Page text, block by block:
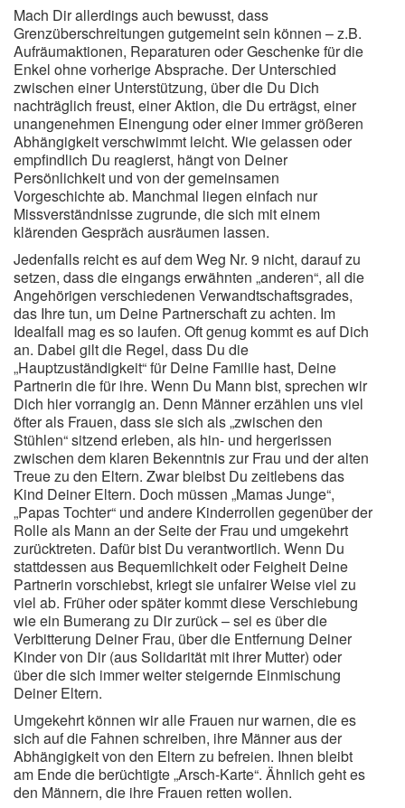
Mach Dir allerdings auch bewusst, dass
Grenzüberschreitungen gutgemeint sein können – z.B.
Aufräumaktionen, Reparaturen oder Geschenke für die
Enkel ohne vorherige Absprache. Der Unterschied
zwischen einer Unterstützung, über die Du Dich
nachträglich freust, einer Aktion, die Du erträgst, einer
unangenehmen Einengung oder einer immer größeren
Abhängigkeit verschwimmt leicht. Wie gelassen oder
empfindlich Du reagierst, hängt von Deiner
Persönlichkeit und von der gemeinsamen
Vorgeschichte ab. Manchmal liegen einfach nur
Missverständnisse zugrunde, die sich mit einem
klärenden Gespräch ausräumen lassen.
Jedenfalls reicht es auf dem Weg Nr. 9 nicht, darauf zu
setzen, dass die eingangs erwähnten „anderen“, all die
Angehörigen verschiedenen Verwandtschaftsgrades,
das Ihre tun, um Deine Partnerschaft zu achten. Im
Idealfall mag es so laufen. Oft genug kommt es auf Dich
an. Dabei gilt die Regel, dass Du die
„Hauptzuständigkeit“ für Deine Familie hast, Deine
Partnerin die für ihre. Wenn Du Mann bist, sprechen wir
Dich hier vorrangig an. Denn Männer erzählen uns viel
öfter als Frauen, dass sie sich als „zwischen den
Stühlen“ sitzend erleben, als hin- und hergerissen
zwischen dem klaren Bekenntnis zur Frau und der alten
Treue zu den Eltern. Zwar bleibst Du zeitlebens das
Kind Deiner Eltern. Doch müssen „Mamas Junge“,
„Papas Tochter“ und andere Kinderrollen gegenüber der
Rolle als Mann an der Seite der Frau und umgekehrt
zurücktreten. Dafür bist Du verantwortlich. Wenn Du
stattdessen aus Bequemlichkeit oder Feigheit Deine
Partnerin vorschiebst, kriegt sie unfairer Weise viel zu
viel ab. Früher oder später kommt diese Verschiebung
wie ein Bumerang zu Dir zurück – sei es über die
Verbitterung Deiner Frau, über die Entfernung Deiner
Kinder von Dir (aus Solidarität mit ihrer Mutter) oder
über die sich immer weiter steigernde Einmischung
Deiner Eltern.
Umgekehrt können wir alle Frauen nur warnen, die es
sich auf die Fahnen schreiben, ihre Männer aus der
Abhängigkeit von den Eltern zu befreien. Ihnen bleibt
am Ende die berüchtigte „Arsch-Karte“. Ähnlich geht es
den Männern, die ihre Frauen retten wollen.